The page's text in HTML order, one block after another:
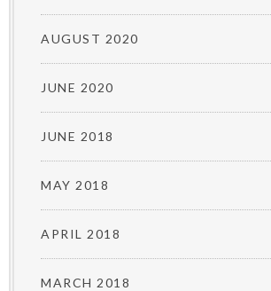
AUGUST 2020
JUNE 2020
JUNE 2018
MAY 2018
APRIL 2018
MARCH 2018